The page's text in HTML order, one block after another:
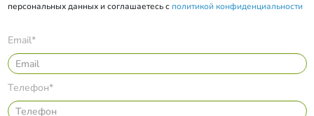
персональных данных и соглашаетесь с политикой конфиденциальности
Email*
Телефон*